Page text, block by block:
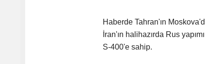
Haberde Tahran'ın
İran'ın halihazırda Rus
S-400'e sahip.